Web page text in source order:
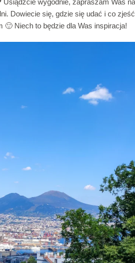
Usiądźcie wygodnie, zapraszam Was
Dowiecie się, gdzie się udać i co
🙂 Niech to będzie dla Was inspiracja!